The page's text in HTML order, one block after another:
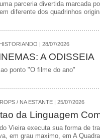
parceria divertida marcada
diferente dos quadrinhos
| 28/07/2026
A ODISSEIA
ao ponto "O filme do ano"
/ NA ESTANTE | 25/07/2026
da Linguagem
Vieira executa sua forma de
em grau maximo, em A